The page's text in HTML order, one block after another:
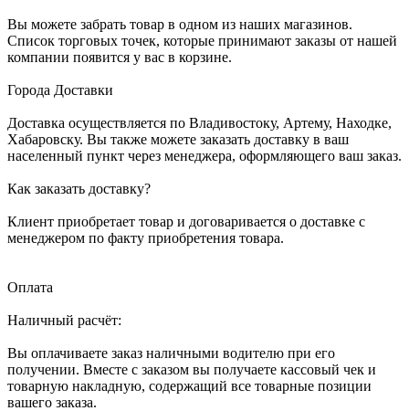
Вы можете забрать товар в одном из наших магазинов.
Список торговых точек, которые принимают заказы от нашей
компании появится у вас в корзине.
Города Доставки
Доставка осуществляется по Владивостоку, Артему, Находке,
Хабаровску. Вы также можете заказать доставку в ваш
населенный пункт через менеджера, оформляющего ваш заказ.
Как заказать доставку?
Клиент приобретает товар и договаривается о доставке с
менеджером по факту приобретения товара.
Оплата
Наличный расчёт:
Вы оплачиваете заказ наличными водителю при его
получении. Вместе с заказом вы получаете кассовый чек и
товарную накладную, содержащий все товарные позиции
вашего заказа.